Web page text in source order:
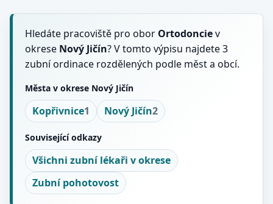
Hledáte pracoviště pro obor Ortodonciev
okrese Nový Jičín? V tomto výpisu najdete 3
zubní ordinace rozdělených podle měst a obcí.
Města v okrese Nový Jičín
Kopřivnice1 Nový Jičín2
Související odkazy
Všichni zubní lékaři v okrese
Zubní pohotovost